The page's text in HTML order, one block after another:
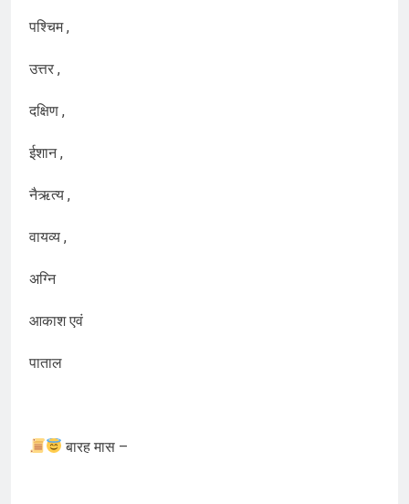
पश्चिम ,
उत्तर ,
दक्षिण ,
ईशान ,
नैऋत्य ,
वायव्य ,
अग्नि
आकाश एवं
पाताल
बारह मास –